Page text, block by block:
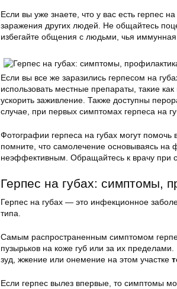
Если вы уже знаете, что у вас есть герпес
заражения других людей. Не общайтесь
избегайте общения с людьми, чья иммунная
Если вы все же заразились герпесом на
использовать местные препараты, такие
ускорить заживление. Также доступны
случае, при первых симптомах герпеса на
Фотографии герпеса на губах могут
помните, что самолечение основываясь
неэффективным. Обращайтесь к врачу при
Герпес на губах: симптомы,
Герпес на губах — это инфекционное
типа.
Самым распространенным симптомом
пузырьков на коже губ или за их
зуд, жжение или онемение на этом участке
Если герпес вылез впервые, то симптомы